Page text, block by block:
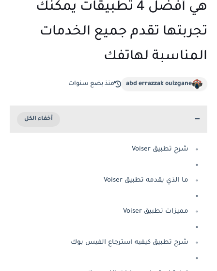
هي أفضل 4 تطبيقات يمكنك
تجربتها تقدم جميع الخدمات
المناسبة لهاتفك
abd errazzak ouizgane منذ بضع سنوات
شرح تطبيق Voiser
ما الذي يقدمه تطبيق Voiser
مميزات تطبيق Voiser
شرح تطبيق كيفيه استرجاع الفيس بوك